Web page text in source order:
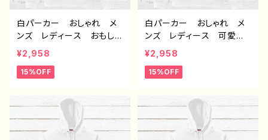
白パーカー おしゃれ メ
ンズ レディース おもしろ
パーカー おすすめ 個性
的 面白い ユニーク 人
気 イラストレーター 絵
ナル デザイン グッズ
片面印刷 タイトル：デザイ
ンパーカー №657 J1-9
¥2,958
15%OFF
白パーカー おしゃれ メ
ンズ レディース 可愛
い ゆるかわ おもしろパ
ーカー おすすめ 個性
的 面白い ユニーク 人
師 クリエイター オリジ
ナル デザイン グッズ
片面印刷 タイトル：デザイ
ンパーカー №656 J1-9
¥2,958
15%OFF